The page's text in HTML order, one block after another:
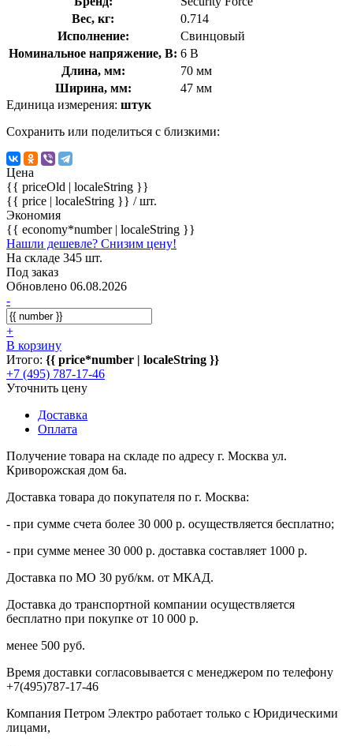
Вес, кг:
0.714
Исполнение:
Свинцовый
Номинальное напряжение, В: 6 В
Длина, мм:
70 мм
Ширина, мм:
47 мм
Единица измерения: штук
Сохранить или поделиться с близкими:
Цена
{{ priceOld | localeString }}
{{ price | localeString }} / шт.
Экономия
{{ economy*number | localeString }}
Нашли дешевле? Снизим цену!
На складе 345 шт.
Под заказ
Обновлено 06.08.2026
-
+
В корзину
Итого: {{ price*number | localeString }}
+7 (495) 787-17-46
Уточнить цену
Доставка
Оплата
Получение товара на складе по адресу г. Москва ул.
Криворожская дом 6а.
Доставка товара до покупателя по г. Москва:
- при сумме счета более 30 000 р. осуществляется бесплатно;
- при сумме менее 30 000 р. доставка составляет 1000 р.
Доставка по МО 30 руб/км. от МКАД.
Доставка до транспортной компании осуществляется
бесплатно при покупке от 10 000 р.
менее 500 руб.
Время доставки согласовывается с менеджером по телефону
+7(495)787-17-46
Компания Петром Электро работает только с Юридическими
лицами,